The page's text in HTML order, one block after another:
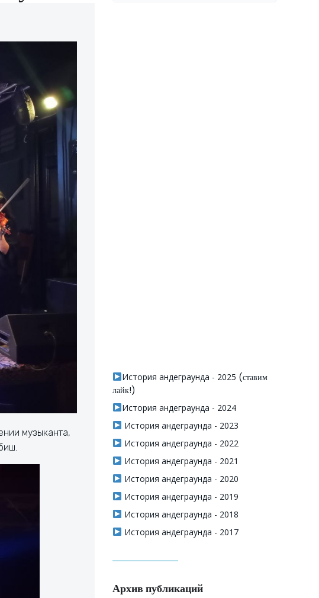
музыканта,
История андеграунда - 2025 (ставим
лайк!)
История андеграунда - 2024
История андеграунда - 2023
История андеграунда - 2022
История андеграунда - 2021
История андеграунда - 2020
История андеграунда - 2019
История андеграунда - 2018
История андеграунда - 2017
Архив публикаций